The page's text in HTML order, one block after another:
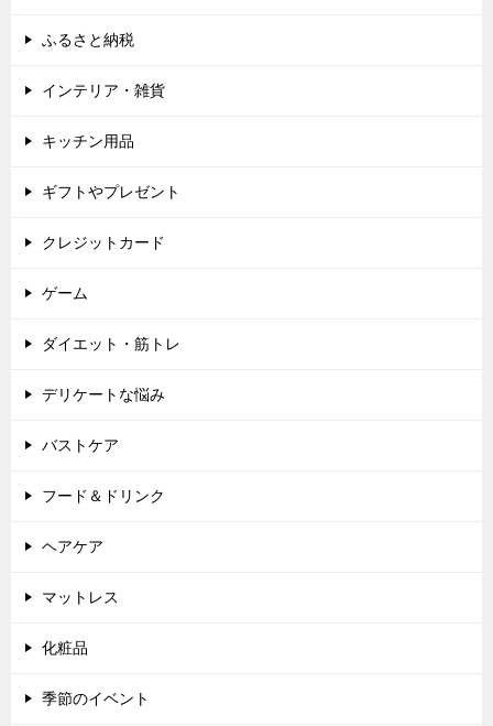
ふるさと納税
インテリア・雑貨
キッチン用品
ギフトやプレゼント
クレジットカード
ゲーム
ダイエット・筋トレ
デリケートな悩み
バストケア
フード＆ドリンク
ヘアケア
マットレス
化粧品
季節のイベント